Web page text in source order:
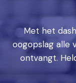
Met het
oogopslag alle
ontvangt.